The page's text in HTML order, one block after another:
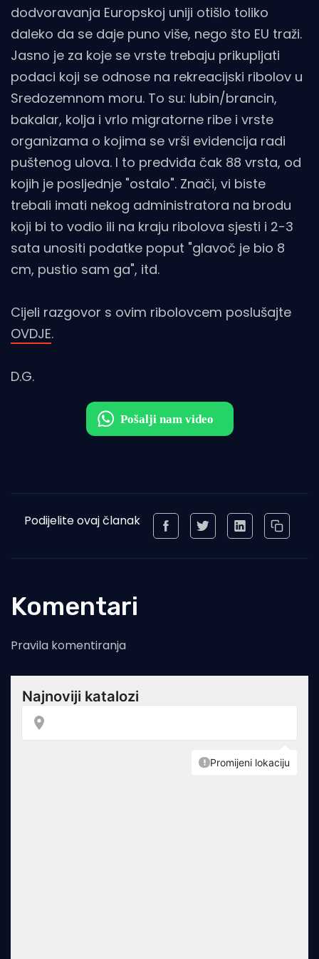
dodvoravanja Europskoj uniji otišlo toliko
daleko da se daje puno više, nego što EU traži.
Jasno je za koje se vrste trebaju prikupljati
podaci koji se odnose na rekreacijski ribolov u
Sredozemnom moru. To su: lubin/brancin,
bakalar, kolja i vrlo migratorne ribe i vrste
organizama o kojima se vrši evidencija radi
puštenog ulova. I to predviđa čak 88 vrsta, od
kojih je posljednje "ostalo". Znači, vi biste
trebali imati nekog administratora na brodu
koji bi to vodio ili na kraju ribolova sjesti i 2-3
sata unositi podatke poput "glavoč je bio 8
cm, pustio sam ga", itd.
Cijeli razgovor s ovim ribolovcem poslušajte
OVDJE.
D.G.
Podijelite ovaj članak
Komentari
Pravila komentiranja